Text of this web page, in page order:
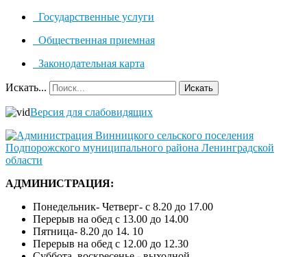
Государственные услуги
Общественная приемная
Законодательная карта
Искать... Искать
Версия для слабовидящих
АДМИНИСТРАЦИЯ:
Понедельник- Четверг- с 8.20 до 17.00
Перерыв на обед с 13.00 до 14.00
Пятница- 8.20 до 14. 10
Перерыв на обед с 12.00 до 12.30